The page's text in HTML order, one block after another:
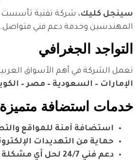
سينجل كليك
المهندسين وخدمة دعم فني متواصل.
التواجد الجغرافي
تعمل الشركة في أهم الأسواق
الإمارات – السعودية – مصر –
خدمات استضافة
استضافة آمنة للمواقع
حماية من التهديدات
دعم فني 24/7 لحل أي مشكلة في أسرع وقت